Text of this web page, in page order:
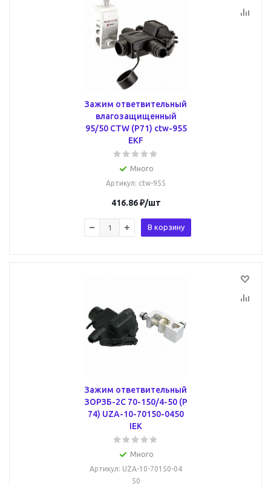
Зажим ответвительный
влагозащищенный
95/50 CTW (P71) ctw-955
EKF
Много
Артикул: ctw-955
416.86₽/шт
В корзину
Зажим ответвительный
ЗОРЗБ-2С 70-150/4-50 (Р
74) UZA-10-70150-0450
IEK
Много
Артикул: UZA-10-70150-04
50